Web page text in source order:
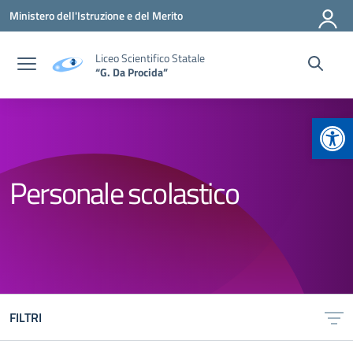
Vai ai contenuti
Vai al menu di navigazione
Vai al footer
Ministero dell'Istruzione e del Merito
Liceo Scientifico Statale
“G. Da Procida”
Personale scolastico
FILTRI